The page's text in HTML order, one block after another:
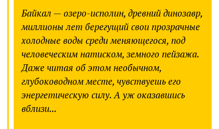
Байкал — озеро-исполин, древний динозавр,
миллионы лет берегущий свои прозрачные
холодные воды среди меняющегося, под
человеческим натиском, земного пейзажа.
Даже читая об этом необычном,
глубоководном месте, чувствуешь его
энергетическую силу. А уж оказавшись
вблизи...